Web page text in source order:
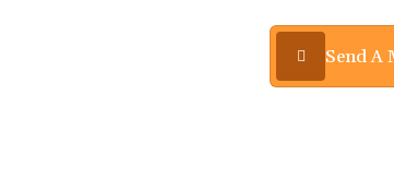
Send A